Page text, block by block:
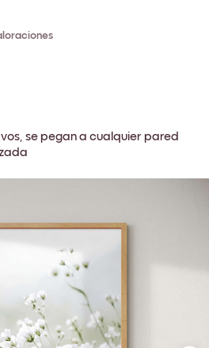
se pegan a cualquier pared